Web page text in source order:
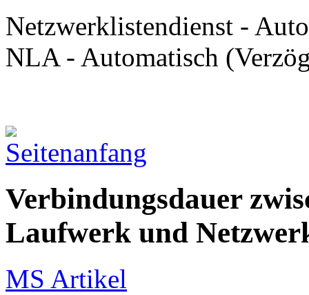
Netzwerklistendienst -
NLA - Automatisch
Verbindungsdauer
Laufwerk und
MS Artikel